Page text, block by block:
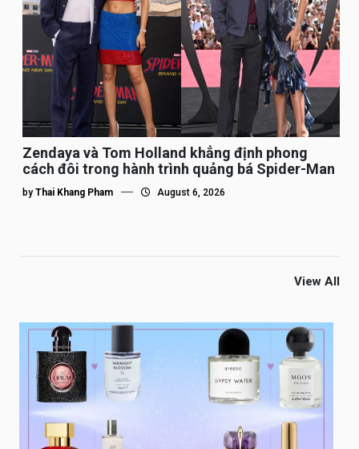
Zendaya và Tom Holland khẳng định phong
cách đôi trong hành trình quảng bá Spider-Man
by Thai Khang Pham August 6, 2026
View All